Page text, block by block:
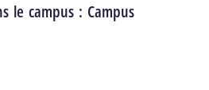
le campus : Campus